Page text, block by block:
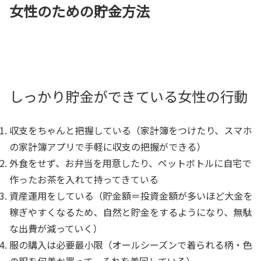
女性のための貯金方法
しっかり貯金ができている女性の行動
収支をちゃんと把握している（家計簿をつけたり、スマホ
の家計簿アプリで手軽に収支の把握ができる）
外食をせず、お弁当を用意したり、ペットボトルに自宅で
作ったお茶を入れて持ってきている
資産運用をしている（貯金額＝投資金額が多いほど大金を
稼ぎやすくなるため、自然と貯金をするようになり、無駄
な出費が減っていく）
服の購入は必要最小限（オールシーズンで着られる柄・色